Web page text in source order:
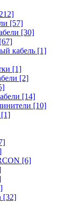
[57]
[30]
[67]
кабель [1]
[1]
[2]
[14]
[10]
[1]
[6]
[32]